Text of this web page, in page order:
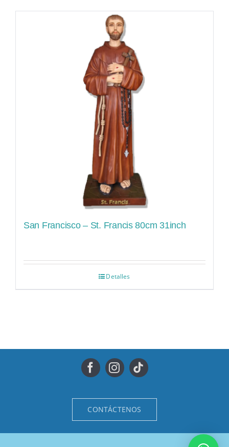
San Francisco – St. Francis 80cm 31inch
Detalles
CONTÁCTENOS